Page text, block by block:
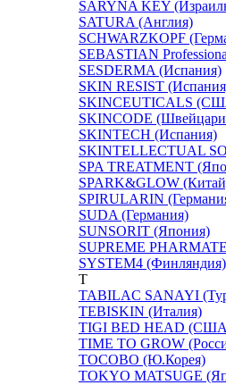
SARYNA KEY
SATURA (Англия)
SCHWARZKOPF
SEBASTIAN
SESDERMA (Испания)
SKIN RESIST
SKINCEUTICALS
SKINCODE
SKINTECH (Испания)
SKINTELLECTUAL
SPA TREATMENT
SPARK&GLOW
SPIRULARIN
SUDA (Германия)
SUNSORIT (Япония)
SUPREME
SYSTEM4 (Финляндия)
T
TABILAC SANAYI
TEBISKIN (Италия)
TIGI BED HEAD
TIME TO GROW
TOCOBO (Ю.Корея)
TOKYO MATSUGE